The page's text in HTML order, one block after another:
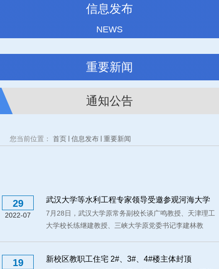
信息发布
NEWS
重要新闻
通知公告
您当前位置： 首页 信息发布 重要新闻
29
2022-07
武汉大学等水利工程专家领导受邀参观河海大学
常州新校区
7月28日，武汉大学原常务副校长谈广鸣教授、天津理工
大学校长练继建教授、三峡大学原党委书记李建林教
19 新校区教职工住宅 2#、3#、4#楼主体封顶